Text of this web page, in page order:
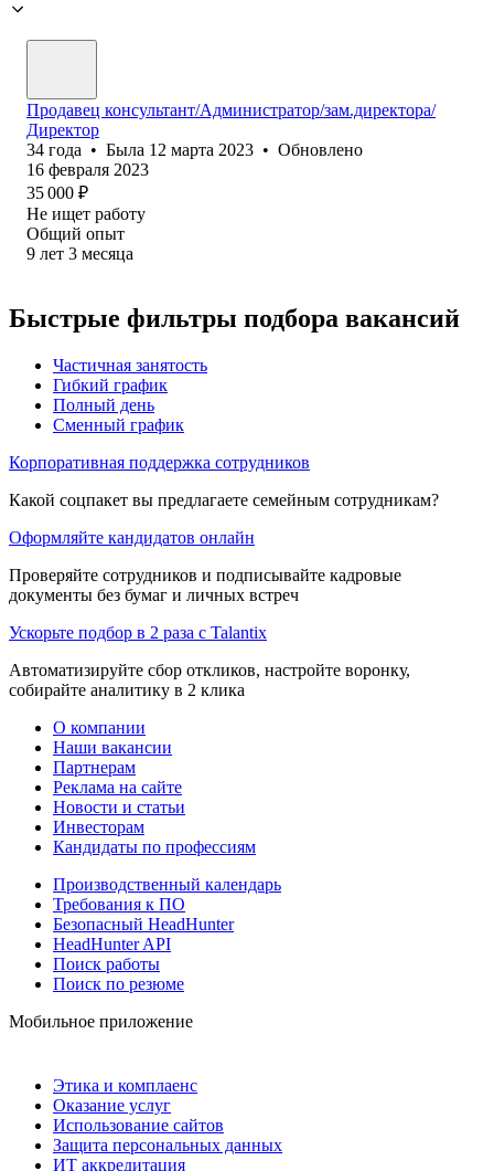
Продавец консультант/Администратор/зам.директора/
Директор
34 года • Была 12 марта 2023 • Обновлено
16 февраля 2023
35 000 ₽
Не ищет работу
Общий опыт
9 лет 3 месяца
Быстрые фильтры подбора вакансий
Частичная занятость
Гибкий график
Полный день
Сменный график
Корпоративная поддержка сотрудников
Какой соцпакет вы предлагаете семейным сотрудникам?
Оформляйте кандидатов онлайн
Проверяйте сотрудников и подписывайте кадровые
документы без бумаг и личных встреч
Ускорьте подбор в 2 раза с Talantix
Автоматизируйте сбор откликов, настройте воронку,
собирайте аналитику в 2 клика
О компании
Наши вакансии
Партнерам
Реклама на сайте
Новости и статьи
Инвесторам
Кандидаты по профессиям
Производственный календарь
Требования к ПО
Безопасный HeadHunter
HeadHunter API
Поиск работы
Поиск по резюме
Мобильное приложение
Этика и комплаенс
Оказание услуг
Использование сайтов
Защита персональных данных
ИТ аккредитация